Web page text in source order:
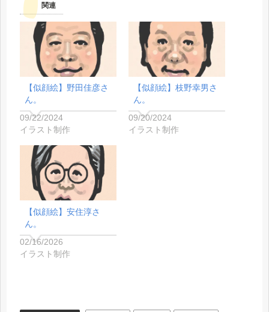
関連
【似顔絵】野田佳彦さ
ん。
09/22/2024
イラスト制作
【似顔絵】枝野幸男さ
ん。
09/20/2024
イラスト制作
【似顔絵】安住淳さ
ん。
02/16/2026
イラスト制作